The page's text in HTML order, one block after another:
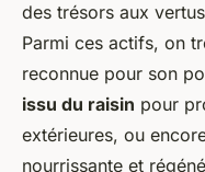
des trésors aux
Parmi ces actifs, on
reconnue pour son
issu du raisin pour
extérieures, ou
nourrissante et